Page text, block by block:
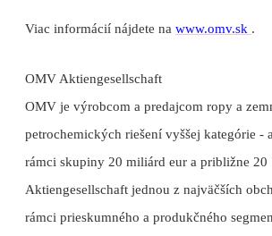
Viac informácií nájdete na www.omv.sk .
OMV Aktiengesellschaft
OMV je výrobcom a predajcom ropy a
petrochemických riešení vyššej kategórie -
rámci skupiny 20 miliárd eur a približne
Aktiengesellschaft jednou z najväčších
rámci prieskumného a produkčného